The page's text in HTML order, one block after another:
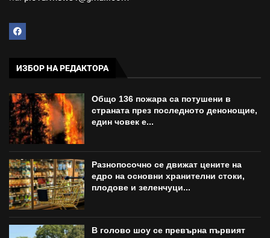
ИЗБОР НА РЕДАКТОРА
Общо 136 пожара са потушени в
страната през последното денонощие,
един човек е...
Разнопосочно се движат цените на
едро на основни хранителни стоки,
плодове и зеленчуци...
В голово шоу се превърна първият